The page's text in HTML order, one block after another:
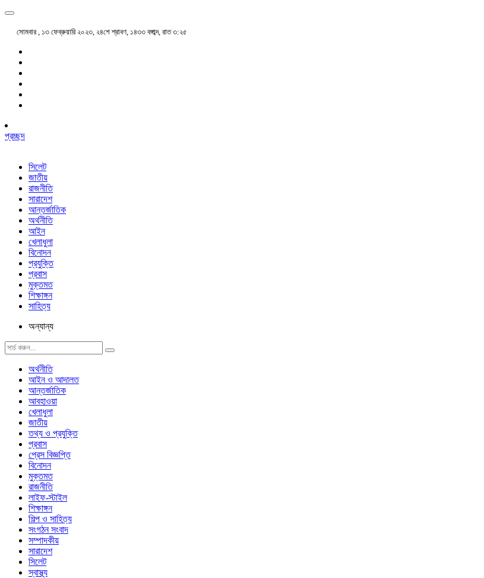
সোমবার , ১৩ ফেব্রুয়ারি ২০২৩, ২৪শে শ্রাবণ, ১৪৩৩ বঙ্গাব্দ, রাত ৩:২৫
প্রচ্ছদ
সিলেট
জাতীয়
রাজনীতি
সারাদেশ
আন্তর্জাতিক
অর্থনীতি
আইন
খেলাধুলা
বিনোদন
প্রযুক্তি
প্রবাস
মুক্তমত
শিক্ষাঙ্গন
সাহিত্য
অন্যান্য
অর্থনীতি
আইন ও আদালত
আন্তর্জাতিক
আবহাওয়া
খেলাধুলা
জাতীয়
তথ্য ও প্রযুক্তি
প্রবাস
প্রেস বিজ্ঞপ্তি
বিনোদন
মুক্তমত
রাজনীতি
লাইফ-স্টাইল
শিক্ষাঙ্গন
শিল্প ও সাহিত্য
সংগঠন সংবাদ
সম্পাদকীয়
সারাদেশ
সিলেট
স্বাস্থ্য